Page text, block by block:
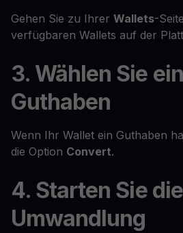
Gehen Sie zu Ihrer Wallets-
verfügbaren Wallets auf der
3. Wählen Sie
Guthaben
Wenn Ihr Wallet ein Guthaben
die Option Convert.
4. Starten Sie die
Umwandlung